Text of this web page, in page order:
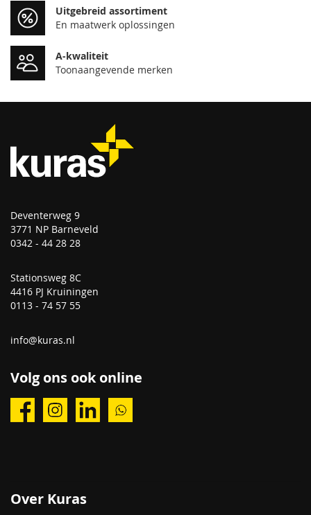
Uitgebreid assortiment
En maatwerk oplossingen
A-kwaliteit
Toonaangevende merken
Deventerweg 9
3771 NP Barneveld
0342 - 44 28 28
Stationsweg 8C
4416 PJ Kruiningen
0113 - 74 57 55
info@kuras.nl
Volg ons ook online
Over Kuras